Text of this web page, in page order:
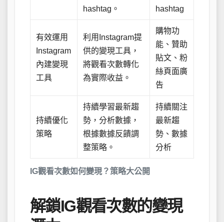
IG觀看次數如何變現？策略大公開
hashtag。
hashtag
有效運用
Instagram
內建變現
工具
利用Instagram提
供的變現工具，
將觀看次數轉化
為實際收益。
購物功
能、贊助
貼文、粉
絲頁面廣
告
持續優化
策略
持續學習最新趨
勢，分析數據，
根據數據反饋調
整策略。
持續關注
最新趨
勢、數據
分析
解鎖IG觀看次數的變現